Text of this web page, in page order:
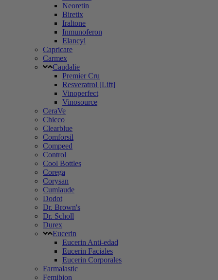
Neoretin
Biretix
Iraltone
Inmunoferon
Elancyl
Capricare
Carmex
Caudalie
Premier Cru
Resveratrol [Lift]
Vinoperfect
Vinosource
CeraVe
Chicco
Clearblue
Comforsil
Compeed
Control
Cool Bottles
Corega
Corysan
Cumlaude
Dodot
Dr. Brown's
Dr. Scholl
Durex
Eucerin
Eucerin Anti-edad
Eucerin Faciales
Eucerin Corporales
Farmalastic
Femibion